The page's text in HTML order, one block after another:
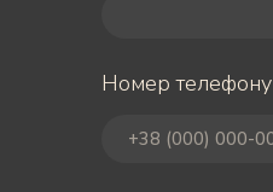
Номер телефону